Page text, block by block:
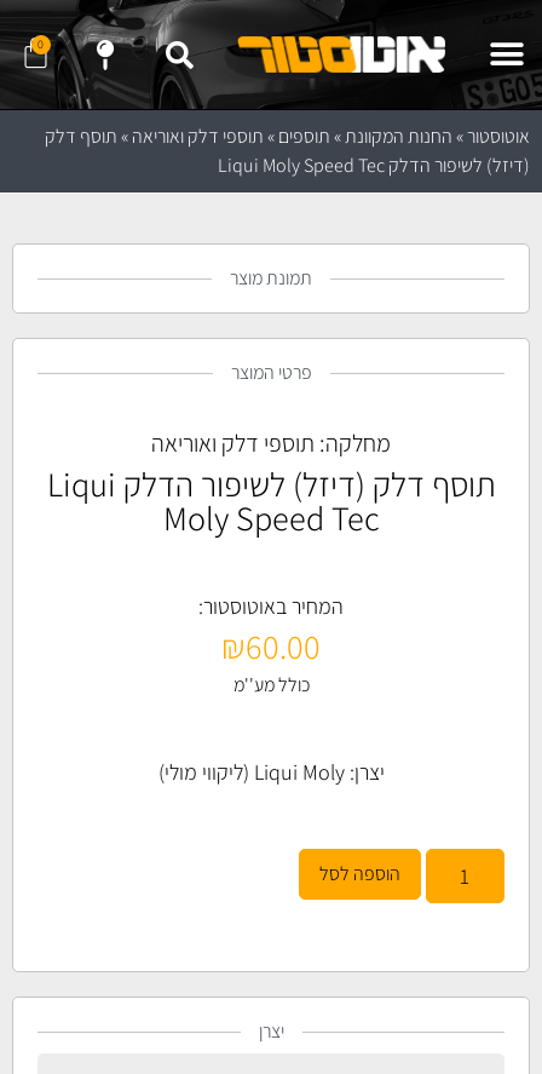
0
אוטוסטור»החנות המקוונת»תוספים»תוספי דלק ואוריאה»תוסף דלק
(דיזל) לשיפור הדלק Liqui Moly Speed Tec
תמונת מוצר
פרטי המוצר
מחלקה: תוספי דלק ואוריאה
תוסף דלק (דיזל) לשיפור הדלק Liqui
Moly Speed Tec
המחיר באוטוסטור:
₪60.00
כולל מע''מ
יצרן:Liqui Moly (ליקווי מולי)
הוספה לסל
יצרן